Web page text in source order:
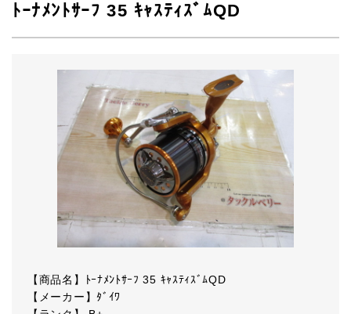
ﾄｰﾅﾒﾝﾄｻｰﾌ 35 ｷｬｽﾃｨｽﾞﾑQD
【商品名】ﾄｰﾅﾒﾝﾄｻｰﾌ 35 ｷｬｽﾃｨｽﾞﾑQD
【メーカー】ﾀﾞｲﾜ